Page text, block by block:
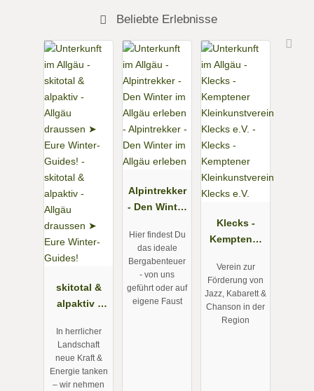
Beliebte Erlebnisse
skitotal &
alpaktiv -
draussen ➤
Guides!
In herrlicher
Landschaft
neue Kraft &
Energie tanken
– wir nehmen
Alpintrekker
- Den Winter
erleben
Hier findest Du
das ideale
Bergabenteuer
- von uns
geführt oder auf
eigene Faust
Klecks -
Kemptener
erein Klecks
e.V.
Verein zur
Förderung von
Jazz, Kabarett &
Chanson in der
Region